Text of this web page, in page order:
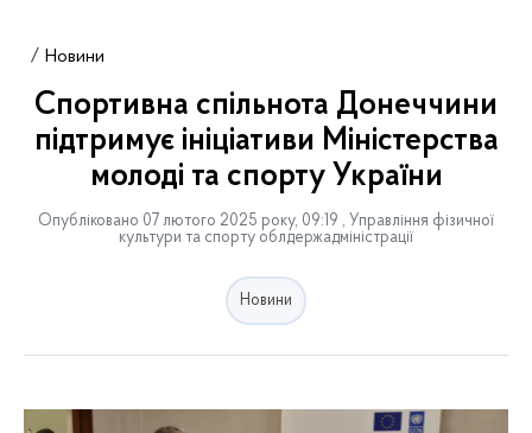
Новини
Спортивна спільнота Донеччини
підтримує ініціативи Міністерства
молоді та спорту України
Опубліковано 07 лютого 2025 року, 09:19 , Управління фізичної
культури та спорту облдержадміністрації
Новини